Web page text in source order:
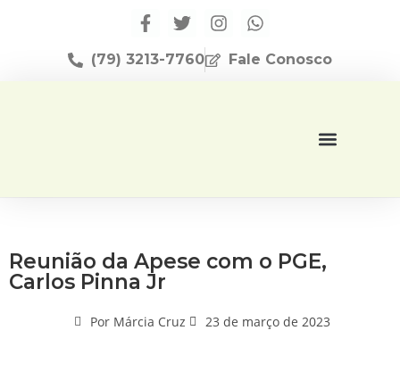
(79) 3213-7760 Fale Conosco
Reunião da Apese com o PGE,
Carlos Pinna Jr
PorMárcia Cruz 23 de março de 2023